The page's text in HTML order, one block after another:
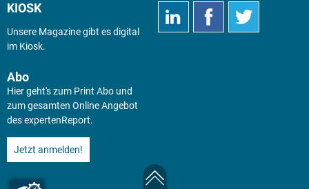
KIOSK
Unsere Magazine gibt es digital
im Kiosk.
Abo
Hier geht's zum Print Abo und
zum gesamten Online Angebot
des expertenReport.
Jetzt anmelden!